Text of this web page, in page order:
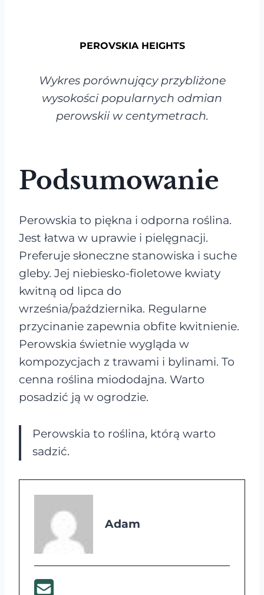
PEROVSKIA HEIGHTS
Wykres porównujący przybliżone
wysokości popularnych odmian
perowskii w centymetrach.
Podsumowanie
Perowskia to piękna i odporna roślina.
Jest łatwa w uprawie i pielęgnacji.
Preferuje słoneczne stanowiska i suche
gleby. Jej niebiesko-fioletowe kwiaty
kwitną od lipca do
września/października. Regularne
przycinanie zapewnia obfite kwitnienie.
Perowskia świetnie wygląda w
kompozycjach z trawami i bylinami. To
cenna roślina miododajna. Warto
posadzić ją w ogrodzie.
Perowskia to roślina, którą warto
sadzić.
Adam